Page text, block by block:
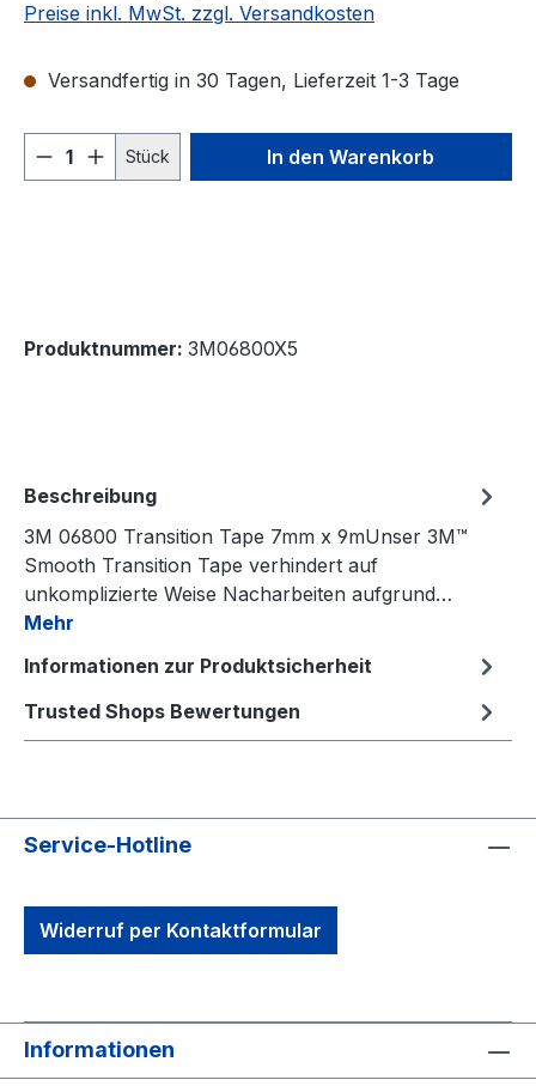
Preise inkl. MwSt. zzgl. Versandkosten
Versandfertig in 30 Tagen, Lieferzeit 1-3 Tage
Produkt Anzahl: Gib den
Stück In den Warenkorb
Produktnummer: 3M06800X5
Beschreibung
3M 06800 Transition Tape 7mm x 9mUnser 3M™
Smooth Transition Tape verhindert auf
unkomplizierte Weise Nacharbeiten aufgrund…
Mehr
Informationen zur Produktsicherheit
Trusted Shops Bewertungen
Service-Hotline
Widerruf per Kontaktformular
Informationen